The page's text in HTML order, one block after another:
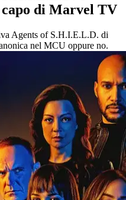
capo di Marvel TV
Agents of S.H.I.E.L.D. di
nel MCU oppure no.